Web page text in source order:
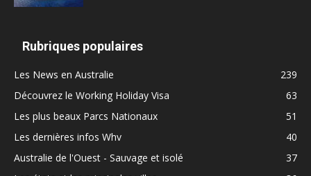
Rubriques populaires
Les News en Australie
239
Découvrez le Working Holiday Visa
63
Les plus beaux Parcs Nationaux
51
Les dernières infos Whv
40
Australie de l'Ouest - Sauvage et isolé
37